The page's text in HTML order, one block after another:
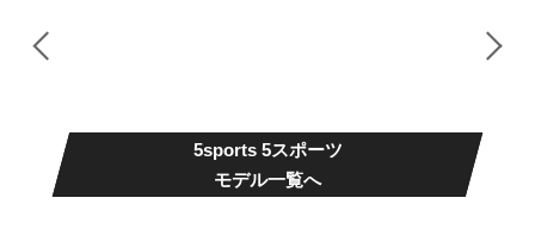
5sports 5スポーツ
モデル一覧へ